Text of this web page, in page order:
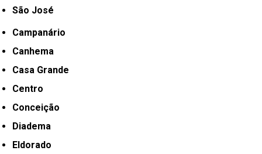
São José
Campanário
Canhema
Casa Grande
Centro
Conceição
Diadema
Eldorado